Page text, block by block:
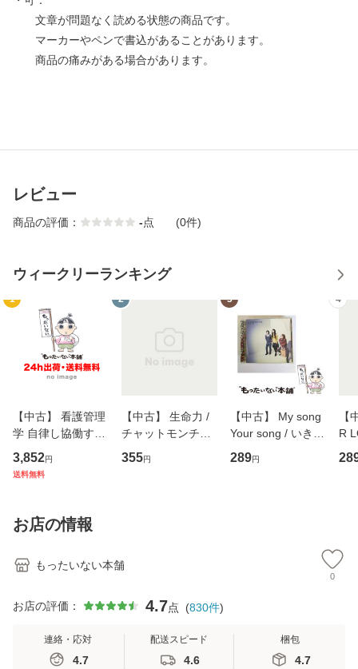
文章が問題なく読める状態の商品です。
マーカーやペンで書込があることがあります。
商品の痛みがある場合があります。
レビュー
商品の評価： -点 (0件)
ウィークリーランキング
1
【中古】 看護管理
学 自律し協働する
専門職の看護マネ
ジメントスキル 改
恵 藤本幸三 / 南江
堂 [単行
3,852円
送料無料
2
【中古】 生命力 /
チャットモンチー /
キューンレコード
[CD]【メール便送
355円
3
【中古】 My song
Your song / いきも
のがかり / [CD]
【メール便送料無
289円
4
【
R
産
お店の情報
もったいない本舗
0
お店の評価： 4.7点 (830件)
連絡・応対
4.7
配送スピード
4.6
梱包
4.7